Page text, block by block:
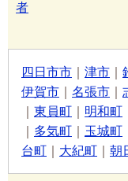
者
四日市市 津市
伊賀市
名張市
東員町 明和町
多気町 玉城町
台町
大紀町 朝